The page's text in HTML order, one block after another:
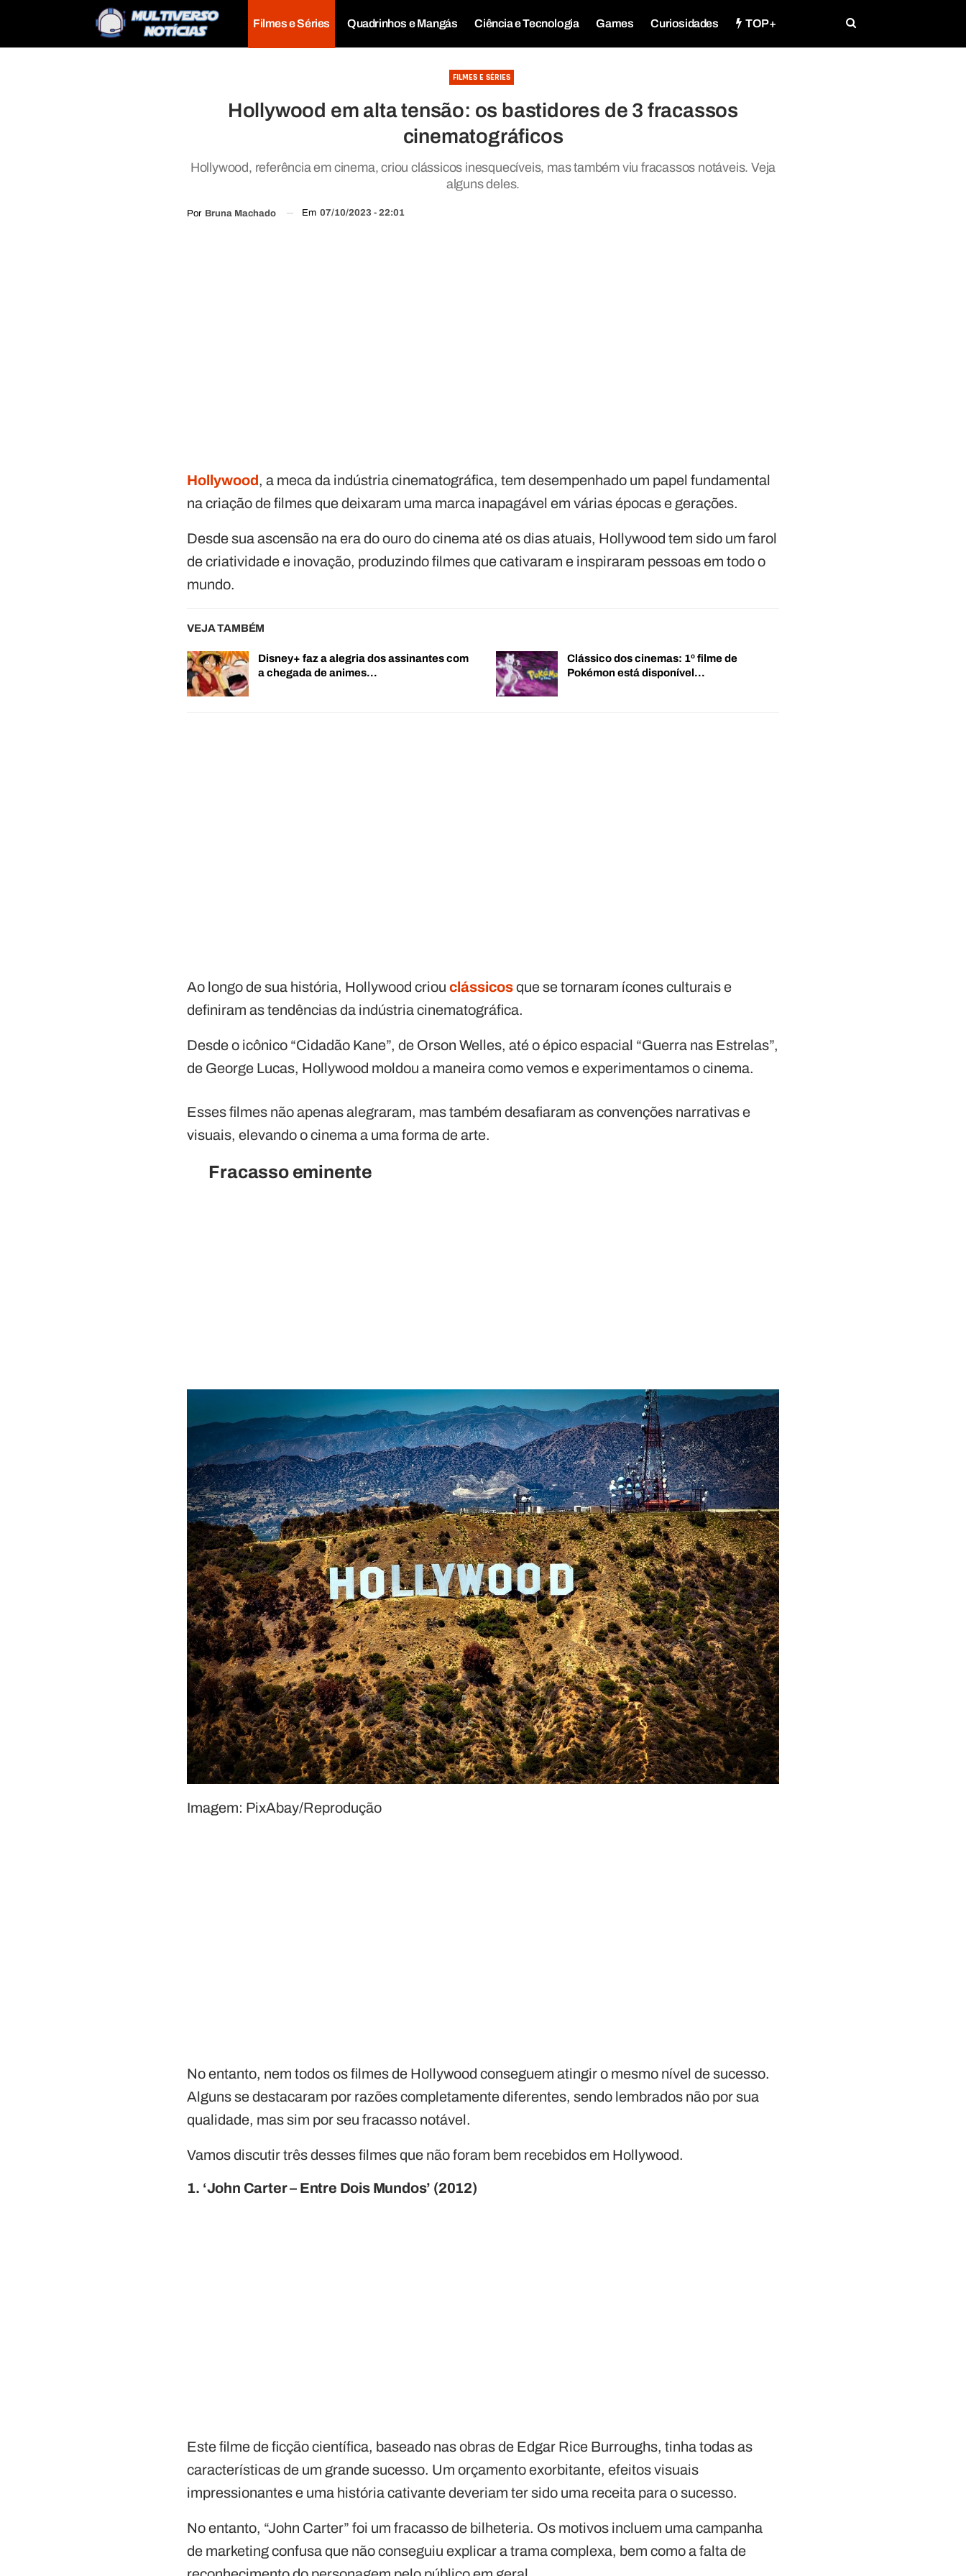
Filmes e Séries Quadrinhos e Mangás Ciência e Tecnologia Games Curiosidades TOP+
FILMES E SÉRIES
Hollywood em alta tensão: os bastidores de 3 fracassos
cinematográficos
Hollywood, referência em cinema, criou clássicos inesquecíveis, mas também viu fracassos notáveis. Veja
alguns deles.
Por Bruna Machado Em 07/10/2023 - 22:01
Hollywood, a meca da indústria cinematográfica, tem desempenhado um papel fundamental
na criação de filmes que deixaram uma marca inapagável em várias épocas e gerações.
Desde sua ascensão na era do ouro do cinema até os dias atuais, Hollywood tem sido um farol
de criatividade e inovação, produzindo filmes que cativaram e inspiraram pessoas em todo o
mundo.
VEJA TAMBÉM
Disney+ faz a alegria dos assinantes com
a chegada de animes…
Clássico dos cinemas: 1º filme de
Pokémon está disponível…
Ao longo de sua história, Hollywood criouclássicosque se tornaram ícones culturais e
definiram as tendências da indústria cinematográfica.
Desde o icônico “Cidadão Kane”, de Orson Welles, até o épico espacial “Guerra nas Estrelas”,
de George Lucas, Hollywood moldou a maneira como vemos e experimentamos o cinema.
Esses filmes não apenas alegraram, mas também desafiaram as convenções narrativas e
visuais, elevando o cinema a uma forma de arte.
Fracasso eminente
Imagem: PixAbay/Reprodução
No entanto, nem todos os filmes de Hollywood conseguem atingir o mesmo nível de sucesso.
Alguns se destacaram por razões completamente diferentes, sendo lembrados não por sua
qualidade, mas sim por seu fracasso notável.
Vamos discutir três desses filmes que não foram bem recebidos em Hollywood.
1. ‘John Carter – Entre Dois Mundos’ (2012)
Este filme de ficção científica, baseado nas obras de Edgar Rice Burroughs, tinha todas as
características de um grande sucesso. Um orçamento exorbitante, efeitos visuais
impressionantes e uma história cativante deveriam ter sido uma receita para o sucesso.
No entanto, “John Carter” foi um fracasso de bilheteria. Os motivos incluem uma campanha
de marketing confusa que não conseguiu explicar a trama complexa, bem como a falta de